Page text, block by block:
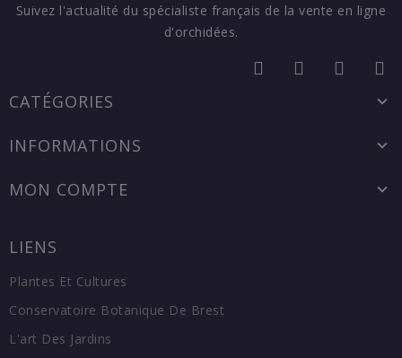
Suivez l'actualité du spécialiste français de la vente en ligne
d'orchidées.
CATÉGORIES
INFORMATIONS
MON COMPTE
LIENS
Plantes Et Cultures
Conservatoire Botanique De Brest
L'art Des Jardins